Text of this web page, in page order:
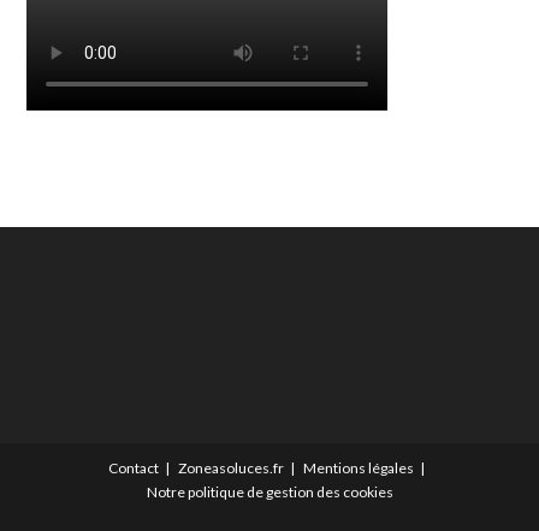
Contact Zoneasoluces.fr
Mentions légales
Notre politique de gestion des cookies